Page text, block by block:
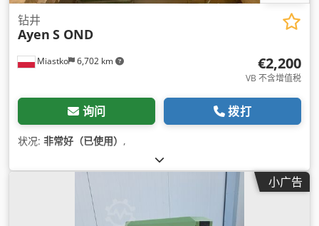
Miastko 6,702 km
钻井
Ayen S OND
€2,200
VB 不含增值税
询问 拨打
状况: 非常好（已使用） ,
小广告